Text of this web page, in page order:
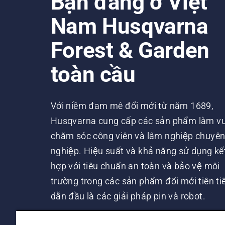
Nam Husqvarna
Forest & Garden
toàn cầu
Với niềm đam mê đổi mới từ năm 1689,
Husqvarna cung cấp các sản phẩm làm
chăm sóc công viên và lâm nghiệp chuyên
nghiệp. Hiệu suất và khả năng sử dụng
hợp với tiêu chuẩn an toàn và bảo vệ môi
trường trong các sản phẩm đổi mới tiên
dẫn đầu là các giải pháp pin và robot.